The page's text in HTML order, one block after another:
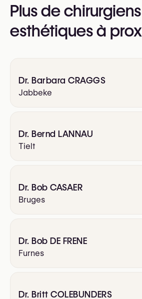
Plus de chirurgiens
esthétiques à
Dr. Barbara CRAGGS
Jabbeke
Dr. Bernd LANNAU
Tielt
Dr. Bob CASAER
Bruges
Dr. Bob DE FRENE
Furnes
Dr. Britt COLEBUNDERS